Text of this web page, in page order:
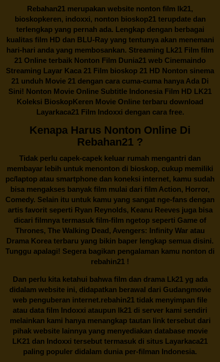
Rebahan21 merupakan website nonton film lk21,
bioskopkeren, indoxxi, nonton bioskop21 terupdate dan
terlengkap yang pernah ada. Lengkap dengan berbagai
kualitas film HD dan BLU-Ray yang tentunya akan menemani
hari-hari anda yang membosankan. Streaming Lk21 Film film
21 Online terbaik Nonton Film Dunia21 web Cinemaindo
Streaming Layar Kaca 21 Film bioskop 21 HD Nonton sinema
21 unduh Movie 21 dengan cara cuma-cuma hanya Ada Di
Sini! Nonton Movie Online Subtitle Indonesia Film HD LK21
Koleksi BioskopKeren Movie Online terbaru download
Layarkaca21 Film Indoxxi dengan cara free.
Kenapa Harus Nonton Online Di
Rebahan21 ?
Tidak perlu capek-capek keluar rumah mengantri dan
membayar lebih untuk menonton di bioskop, cukup memiliki
pc/laptop atau smartphone dan koneksi internet, kamu sudah
bisa mengakses banyak film mulai dari film Action, Horror,
Comedy. Selain itu untuk kamu yang sangat nge-fans dengan
artis favorit seperti Ryan Reynolds, Keanu Reeves juga bisa
dicari filmnya termasuk film-film ngetop seperti Game of
Thrones, The Walking Dead, Avengers: Infinity War atau
Drama Korea terbaru yang bikin baper lengkap semua disini.
Tunggu apalagi! Segera bagikan pengalaman kamu nonton di
rebahin21 !
Dan perlu kita ketahui bahwa film dan dramaLk21yg ada
didalam website ini, didapatkan berawal dari Gudangmovie
web penguberan internet.rebahin21 tidak menyimpan file
atau data film Indoxxi ataupun lk21 di server kami sendiri
melainkan kami hanya menangkap tautan link tersebut dari
pihak website lainnya yang menyediakan database movie
LK21 dan Indoxxi tersebut termasuk di situs Layarkaca21
paling populer didalam dunia per-filman Indonesia.